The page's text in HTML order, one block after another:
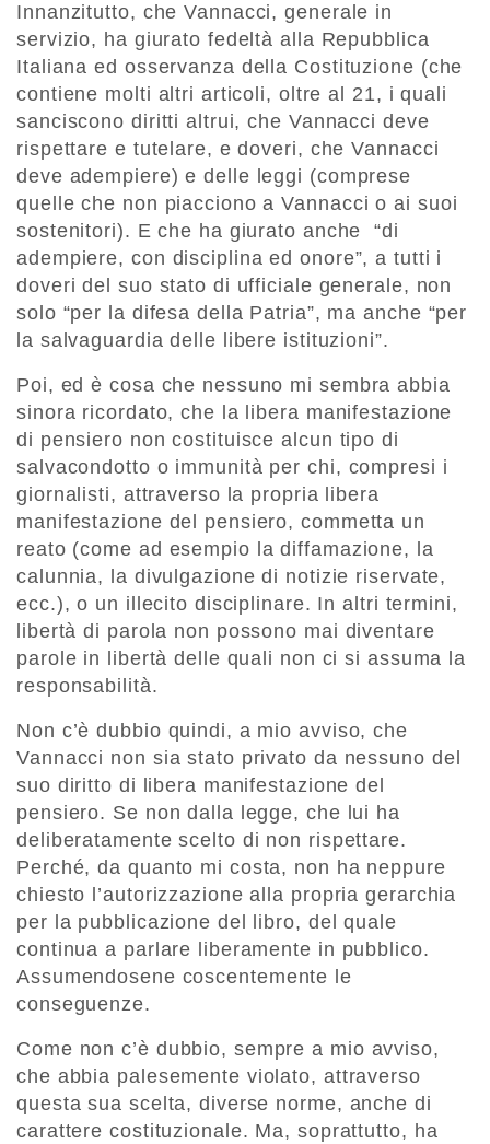
Innanzitutto, che Vannacci, generale in
servizio, ha giurato fedeltà alla Repubblica
Italiana ed osservanza della Costituzione (che
contiene molti altri articoli, oltre al 21, i quali
sanciscono diritti altrui, che Vannacci deve
rispettare e tutelare, e doveri, che Vannacci
deve adempiere) e delle leggi (comprese
quelle che non piacciono a Vannacci o ai suoi
sostenitori). E che ha giurato anche “di
adempiere, con disciplina ed onore”, a tutti i
doveri del suo stato di ufficiale generale, non
solo “per la difesa della Patria”, ma anche “per
la salvaguardia delle libere istituzioni”.
Poi, ed è cosa che nessuno mi sembra abbia
sinora ricordato, che la libera manifestazione
di pensiero non costituisce alcun tipo di
salvacondotto o immunità per chi, compresi i
giornalisti, attraverso la propria libera
manifestazione del pensiero, commetta un
reato (come ad esempio la diffamazione, la
calunnia, la divulgazione di notizie riservate,
ecc.), o un illecito disciplinare. In altri termini,
libertà di parola non possono mai diventare
parole in libertà delle quali non ci si assuma la
responsabilità.
Non c’è dubbio quindi, a mio avviso, che
Vannacci non sia stato privato da nessuno del
suo diritto di libera manifestazione del
pensiero. Se non dalla legge, che lui ha
deliberatamente scelto di non rispettare.
Perché, da quanto mi costa, non ha neppure
chiesto l’autorizzazione alla propria gerarchia
per la pubblicazione del libro, del quale
continua a parlare liberamente in pubblico.
Assumendosene coscentemente le
conseguenze.
Come non c’è dubbio, sempre a mio avviso,
che abbia palesemente violato, attraverso
questa sua scelta, diverse norme, anche di
carattere costituzionale. Ma, soprattutto, ha